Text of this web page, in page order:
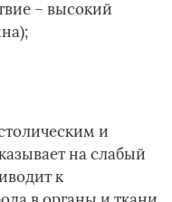
– высокий
и
на слабый
к